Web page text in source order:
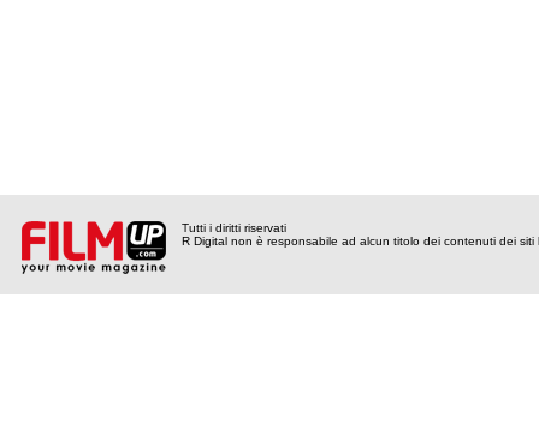
Tutti i diritti riservati
R Digital non è responsabile ad alcun titolo dei contenuti dei siti